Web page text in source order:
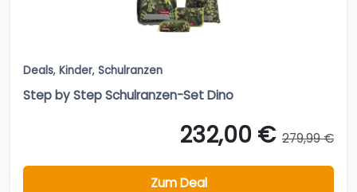
Deals, Kinder, Schulranzen
Step by Step Schulranzen-Set Dino
232,00 € 279,99 €
Zum Deal